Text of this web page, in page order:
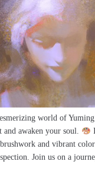
world of
awaken your soul.
and vibrant
Join us on a